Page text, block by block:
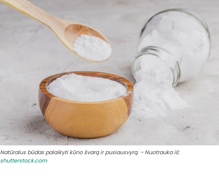
Natūralus būdas palaikyti kūno švarą ir pusiausvyrą. – Nuotrauka iš:
shutterstock.com